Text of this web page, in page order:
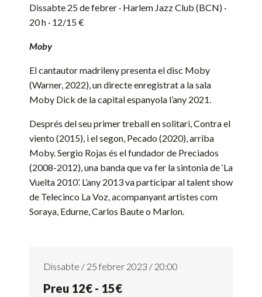
Dissabte 25 de febrer · Harlem Jazz Club (BCN) ·
20 h · 12/15 €
Moby
El cantautor madrileny presenta el disc Moby
(Warner, 2022), un directe enregistrat a la sala
Moby Dick de la capital espanyola l’any 2021.
Després del seu primer treball en solitari, Contra el
viento (2015), i el segon, Pecado (2020), arriba
Moby. Sergio Rojas és el fundador de Preciados
(2008-2012), una banda que va fer la sintonia de ‘La
Vuelta 2010’. L’any 2013 va participar al talent show
de Telecinco La Voz, acompanyant artistes com
Soraya, Edurne, Carlos Baute o Marlon.
Dissabte / 25 febrer 2023 / 20:00
Preu 12€ - 15€